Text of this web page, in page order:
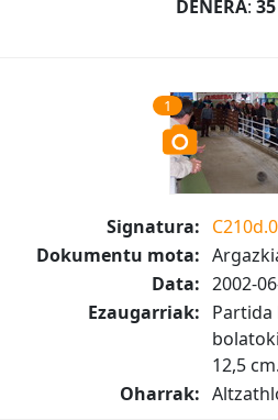
DENERA: 35
1
Signatura:
Dokumentu mota:
Data: 2002-
Ezaugarriak:
12,5 cm.
Oharrak: